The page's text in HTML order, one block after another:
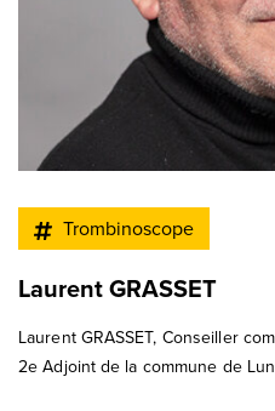
Trombinoscope
Laurent GRASSET
Laurent GRASSET, Conseiller
2e Adjoint de la commune de